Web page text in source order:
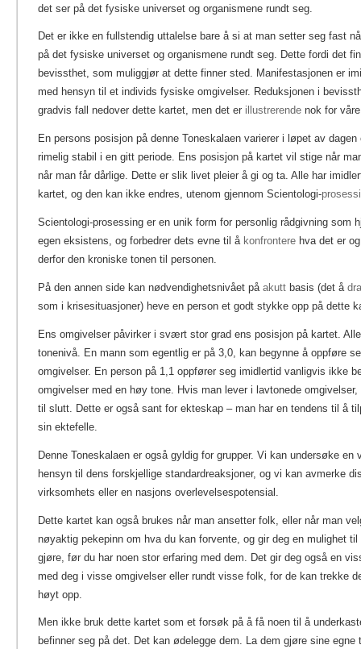
det ser på det fysiske universet og organismene rundt seg.
Det er ikke en fullstendig uttalelse bare å si at man setter seg fast
på det fysiske universet og organismene rundt seg. Dette fordi det
bevissthet, som muliggjør at dette finner sted. Manifestasjonen er
med hensyn til et individs fysiske omgivelser. Reduksjonen i
gradvis fall nedover dette kartet, men det er illustrerende nok for
En persons posisjon på denne Toneskalaen varierer i løpet av
rimelig stabil i en gitt periode. Ens posisjon på kartet vil stige når
når man får dårlige. Dette er slik livet pleier å gi og ta. Alle har
kartet, og den kan ikke endres, utenom gjennom Scientologi-
Scientologi-prosessing er en unik form for personlig rådgivning som
egen eksistens, og forbedrer dets evne til å konfrontere hva det er
derfor den kroniske tonen til personen.
På den annen side kan nødvendighetsnivået på akutt basis (det å
som i krisesituasjoner) heve en person et godt stykke opp på dette
Ens omgivelser påvirker i svært stor grad ens posisjon på kartet.
tonenivå. En mann som egentlig er på 3,0, kan begynne å oppføre
omgivelser. En person på 1,1 oppfører seg imidlertid vanligvis ikke
omgivelser med en høy tone. Hvis man lever i lavtonede
til slutt. Dette er også sant for ekteskap – man har en tendens til å
sin ektefelle.
Denne Toneskalaen er også gyldig for grupper. Vi kan undersøke en
hensyn til dens forskjellige standardreaksjoner, og vi kan avmerke
virksomhets eller en nasjons overlevelsespotensial.
Dette kartet kan også brukes når man ansetter folk, eller når man
nøyaktig pekepinn om hva du kan forvente, og gir deg en mulighet
gjøre, før du har noen stor erfaring med dem. Det gir deg også en
med deg i visse omgivelser eller rundt visse folk, for de kan trekke
høyt opp.
Men ikke bruk dette kartet som et forsøk på å få noen til å
befinner seg på det. Det kan ødelegge dem. La dem gjøre sine egne